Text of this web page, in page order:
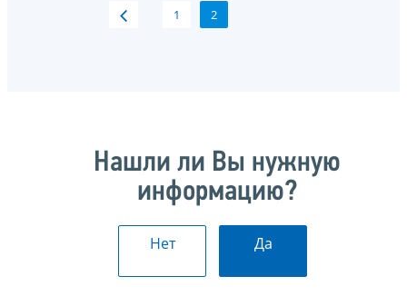
1 2
Нашли ли Вы нужную
информацию?
Нет Да